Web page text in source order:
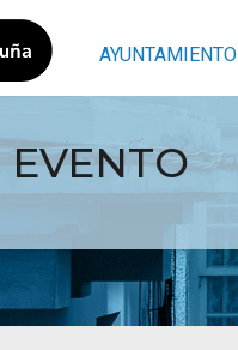
AYUNTAMIENTO